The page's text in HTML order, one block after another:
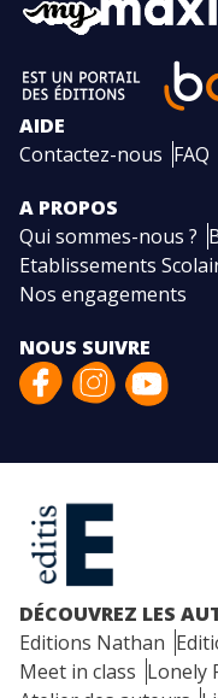
AIDE
Contactez-nous FAQ
A PROPOS
Qui sommes-nous ?
Etablissements
Nos engagements
NOUS SUIVRE
DÉCOUVREZ LES
Editions Nathan
Meet in class Lonely